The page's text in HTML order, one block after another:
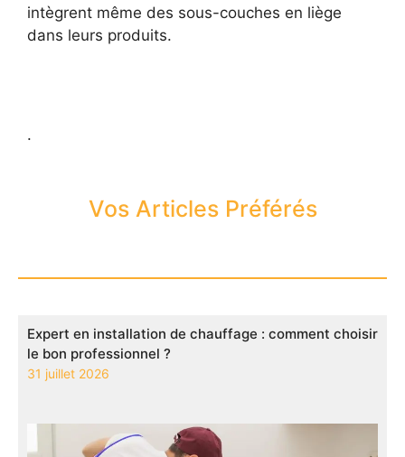
intègrent même des sous-couches en liège
dans leurs produits.
.
Vos Articles Préférés
Expert en installation de chauffage : comment choisir
le bon professionnel ?
31 juillet 2026